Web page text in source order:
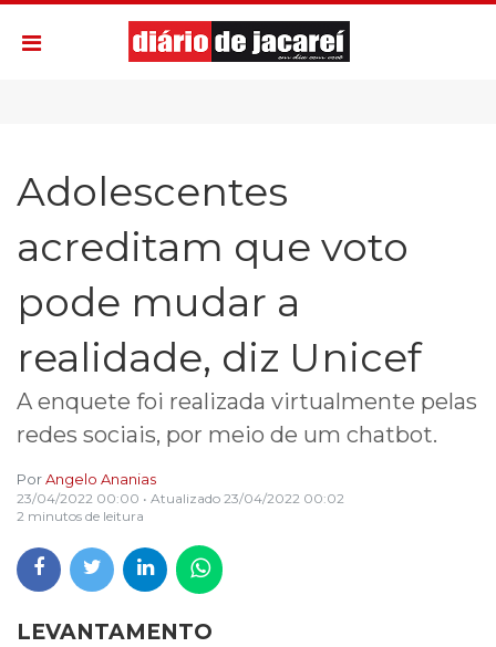
Adolescentes
acreditam que voto
pode mudar a
realidade, diz Unicef
A enquete foi realizada virtualmente pelas
redes sociais, por meio de um chatbot.
PorAngelo Ananias
23/04/2022 00:00 • Atualizado 23/04/2022 00:02
2 minutos de leitura
LEVANTAMENTO